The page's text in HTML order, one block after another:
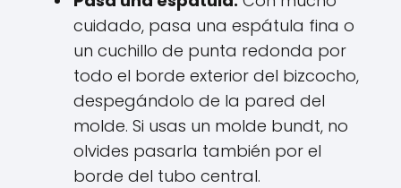
cuidado, pasa una espátula fina o
un cuchillo de punta redonda por
todo el borde exterior del bizcocho,
despegándolo de la pared del
molde. Si usas un molde bundt, no
olvides pasarla también por el
borde del tubo central.